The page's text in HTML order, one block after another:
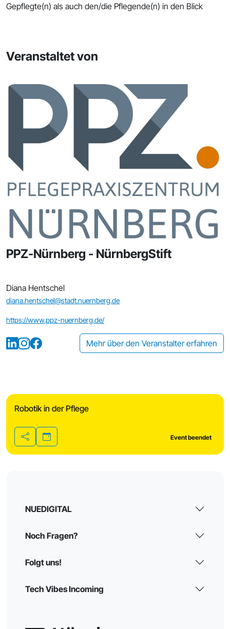
Gepflegte(n) als auch den/die Pflegende(n) in den Blick
Veranstaltet von
PPZ-Nürnberg - NürnbergStift
Diana Hentschel
diana.hentschel@stadt.nuernberg.de
https://www.ppz-nuernberg.de/
Mehr über den Veranstalter erfahren
Robotik in der Pflege
Teilen
Event beendet
NUEDIGITAL
Noch Fragen?
Folgt uns!
Tech Vibes Incoming